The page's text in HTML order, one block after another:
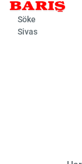
Söke
Sivas